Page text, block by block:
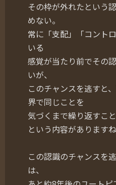
その枠が外れたという
めない。
常に「支配」「コント
いる
感覚が当たり前でその
いが、
このチャンスを逃すと
界で同じことを
気づくまで繰り返すこ
という内容がありますね
この認識のチャンスを
は、